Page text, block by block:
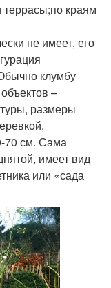
террасы;по краям
не имеет, его
клумбу
–
размеры
70 см. Сама
имеет вид
или «сада